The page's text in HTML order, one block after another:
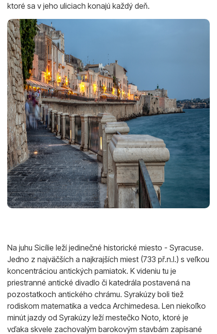
ktoré sa v jeho uliciach konajú každý deň.
Na juhu Sicílie leží jedinečné historické miesto - Syracuse.
Jedno z najväčších a najkrajších miest (733 př.n.l.) s veľkou
koncentráciou antických pamiatok. K videniu tu je
priestranné antické divadlo či katedrála postavená na
pozostatkoch antického chrámu. Syrakúzy boli tiež
rodiskom matematika a vedca Archimedesa. Len niekoľko
minút jazdy od Syrakúzy leží mestečko Noto, ktoré je
vďaka skvele zachovalým barokovým stavbám zapísané